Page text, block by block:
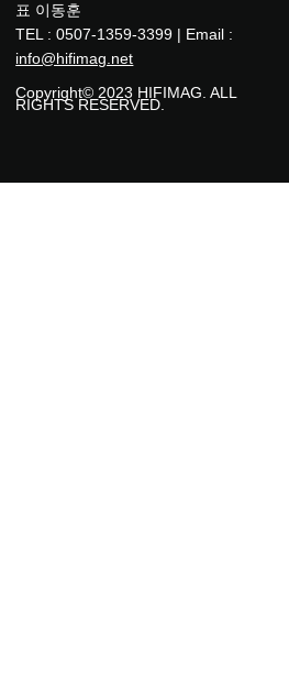
표 이동훈
TEL : 0507-1359-3399 | Email :
info@hifimag.net
Copyright© 2023 HIFIMAG. ALL
RIGHTS RESERVED.